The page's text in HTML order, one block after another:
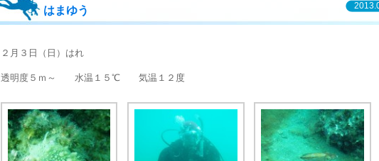
はまゆう
２月３日（日）はれ
透明度５ｍ～ 水温１５℃ 気温１２度